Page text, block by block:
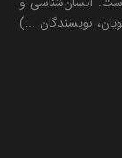
نویسندگان ...)